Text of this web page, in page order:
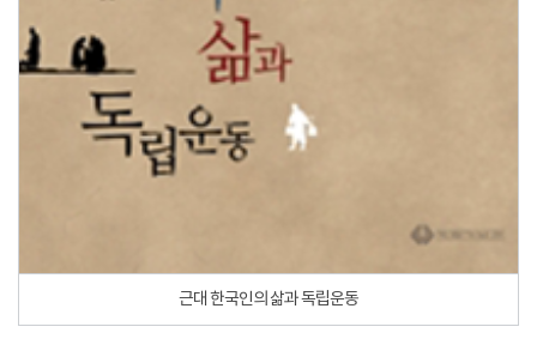
근대 한국인의 삶과 독립운동